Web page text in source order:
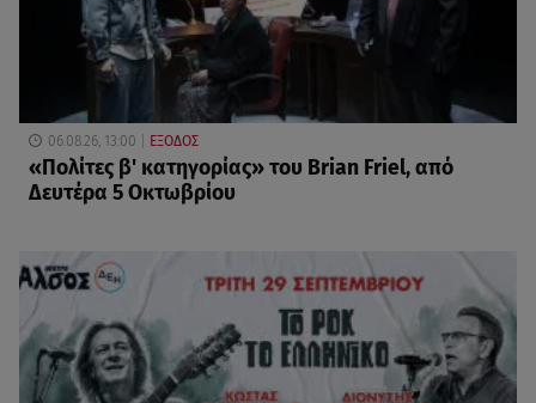
06.08.26, 13:00 ΕΞΟΔΟΣ
«Πολίτες β' κατηγορίας» του Brian Friel, από
Δευτέρα 5 Οκτωβρίου